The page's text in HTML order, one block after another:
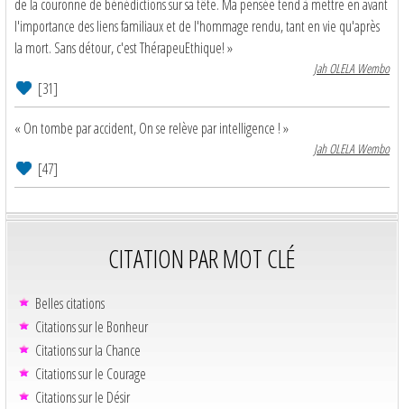
de la couronne de bénédictions sur sa tête. Ma pensée tend à mettre en avant
l'importance des liens familiaux et de l'hommage rendu, tant en vie qu'après
la mort. Sans détour, c'est ThérapeuEthique! »
Jah OLELA Wembo
[31]
« On tombe par accident, On se relève par intelligence ! »
Jah OLELA Wembo
[47]
CITATION PAR MOT CLÉ
Belles citations
Citations sur le Bonheur
Citations sur la Chance
Citations sur le Courage
Citations sur le Désir